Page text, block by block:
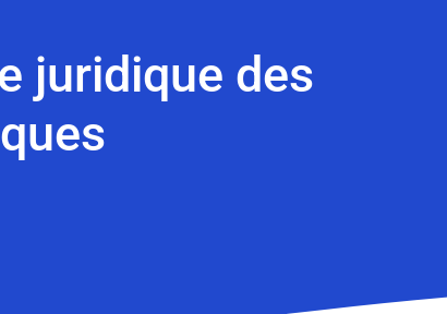
juridique des